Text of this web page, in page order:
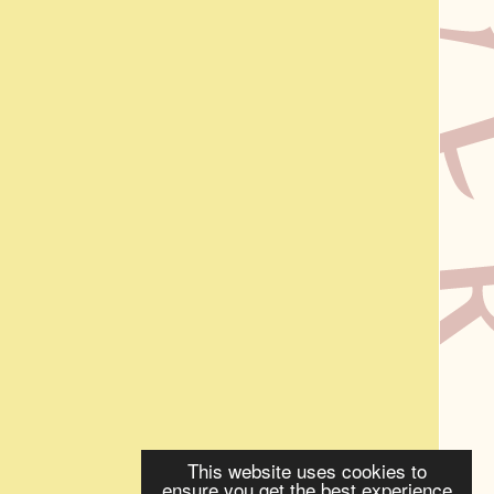
This website uses cookies to